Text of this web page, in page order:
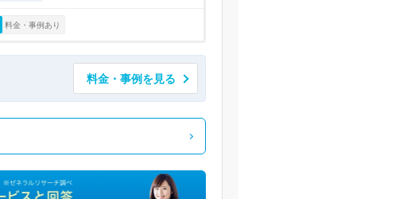
料金・事例あり
料金・事例を見る